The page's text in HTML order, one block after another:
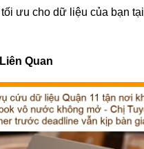
ưu cho dữ liệu của bạn tại
Quan